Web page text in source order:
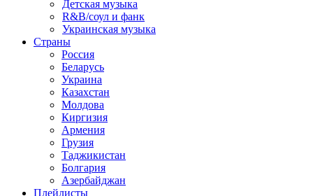
Детская музыка
R&B/cоул и фанк
Украинская музыка
Страны
Россия
Беларусь
Украина
Казахстан
Молдова
Киргизия
Армения
Грузия
Таджикистан
Болгария
Азербайджан
Плейлисты